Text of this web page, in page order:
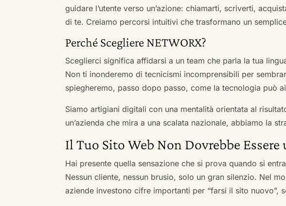
guidare l’utente verso un’azione: chiamarti, scriverti,
di te. Creiamo percorsi intuitivi che trasformano un
Perché Scegliere NETWORX?
Sceglierci significa affidarsi a un team che parla la tua
Non ti inonderemo di tecnicismi incomprensibili per
spiegheremo, passo dopo passo, come la tecnologia può
Siamo artigiani digitali con una mentalità orientata al
un’azienda che mira a una scalata nazionale, abbiamo la
Il Tuo Sito Web Non Dovrebbe
Hai presente quella sensazione che si prova quando si
Nessun cliente, nessun brusio, solo un gran silenzio. Nel
aziende investono cifre importanti per “farsi il sito